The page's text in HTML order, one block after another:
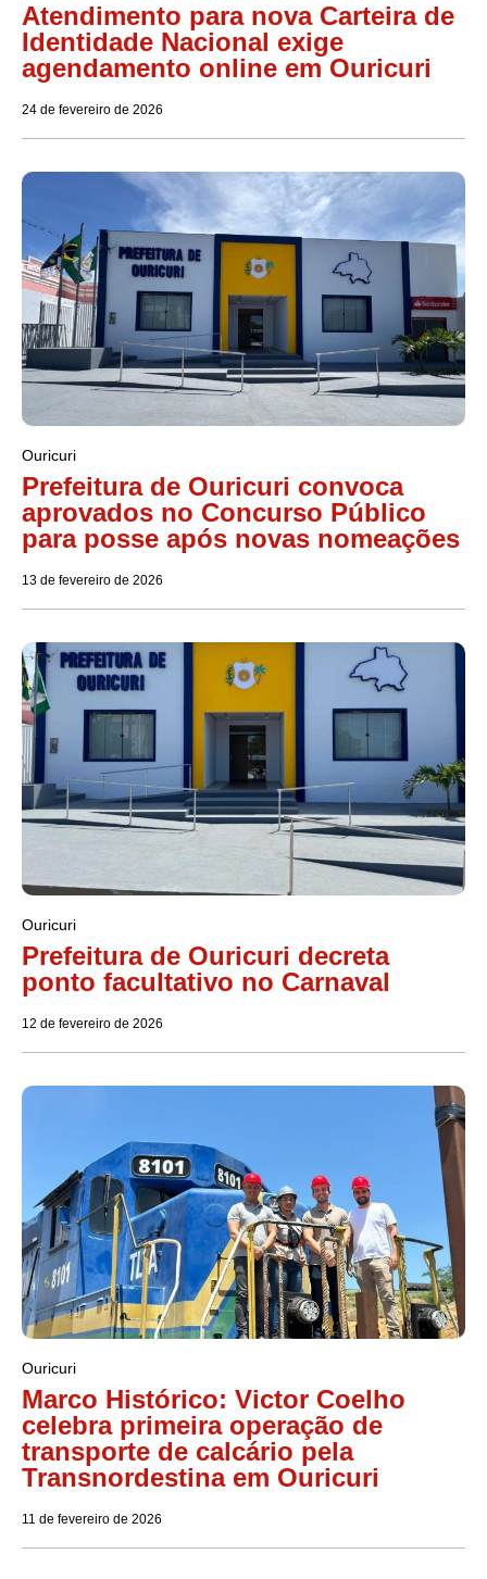
Atendimento para nova Carteira de
Identidade Nacional exige
agendamento online em Ouricuri
24 de fevereiro de 2026
Ouricuri
Prefeitura de Ouricuri convoca
aprovados no Concurso Público
para posse após novas nomeações
13 de fevereiro de 2026
Ouricuri
Prefeitura de Ouricuri decreta
ponto facultativo no Carnaval
12 de fevereiro de 2026
Ouricuri
Marco Histórico: Victor Coelho
celebra primeira operação de
transporte de calcário pela
Transnordestina em Ouricuri
11 de fevereiro de 2026